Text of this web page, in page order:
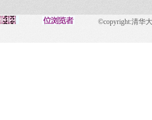
©copyright:清华